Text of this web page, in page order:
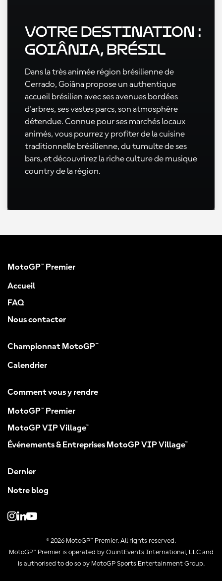
Votre destination :
Goiânia, Brésil
Dans la très animée région brésilienne de
Cerrado, Goiâna propose un authentique
accueil brésilien avec ses avenues bordées
d'arbres, ses vastes parcs, son atmosphère
détendue. Connue pour ses marchés locaux
animés, vous pourrez y profiter de la cuisine
traditionnelle brésilienne, du tumulte de ses
bars, et découvrirez la riche culture de musique
country de la région.
MotoGP™ Premier
Accueil
FAQ
Nous contacter
Championnat MotoGP™
Calendrier
Comment vous y rendre
MotoGP™ Premier
MotoGP VIP Village™
Événements & Entreprises MotoGP VIP Village™
Dernier
Notre blog
© 2026 MotoGP™ Premier. All rights reserved.
MotoGP™ Premier is operated by QuintEvents International, LLC and
is authorised to do so by MotoGP Sports Entertainment Group.